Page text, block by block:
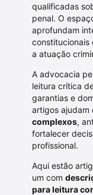
qualificadas
penal. O
aprofundam
constitucionais
a atuação
A advocacia
leitura crítica
garantias e
artigos ajudam
complexos,
fortalecer
profissional.
Aqui estão
um com
para leitura